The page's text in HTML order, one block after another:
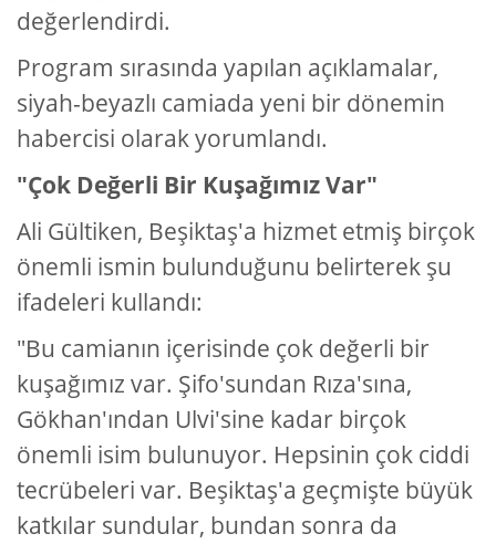
değerlendirdi.
Program sırasında yapılan açıklamalar,
siyah-beyazlı camiada yeni bir dönemin
habercisi olarak yorumlandı.
"Çok Değerli Bir Kuşağımız Var"
Ali Gültiken, Beşiktaş'a hizmet etmiş birçok
önemli ismin bulunduğunu belirterek şu
ifadeleri kullandı:
"Bu camianın içerisinde çok değerli bir
kuşağımız var. Şifo'sundan Rıza'sına,
Gökhan'ından Ulvi'sine kadar birçok
önemli isim bulunuyor. Hepsinin çok ciddi
tecrübeleri var. Beşiktaş'a geçmişte büyük
katkılar sundular, bundan sonra da